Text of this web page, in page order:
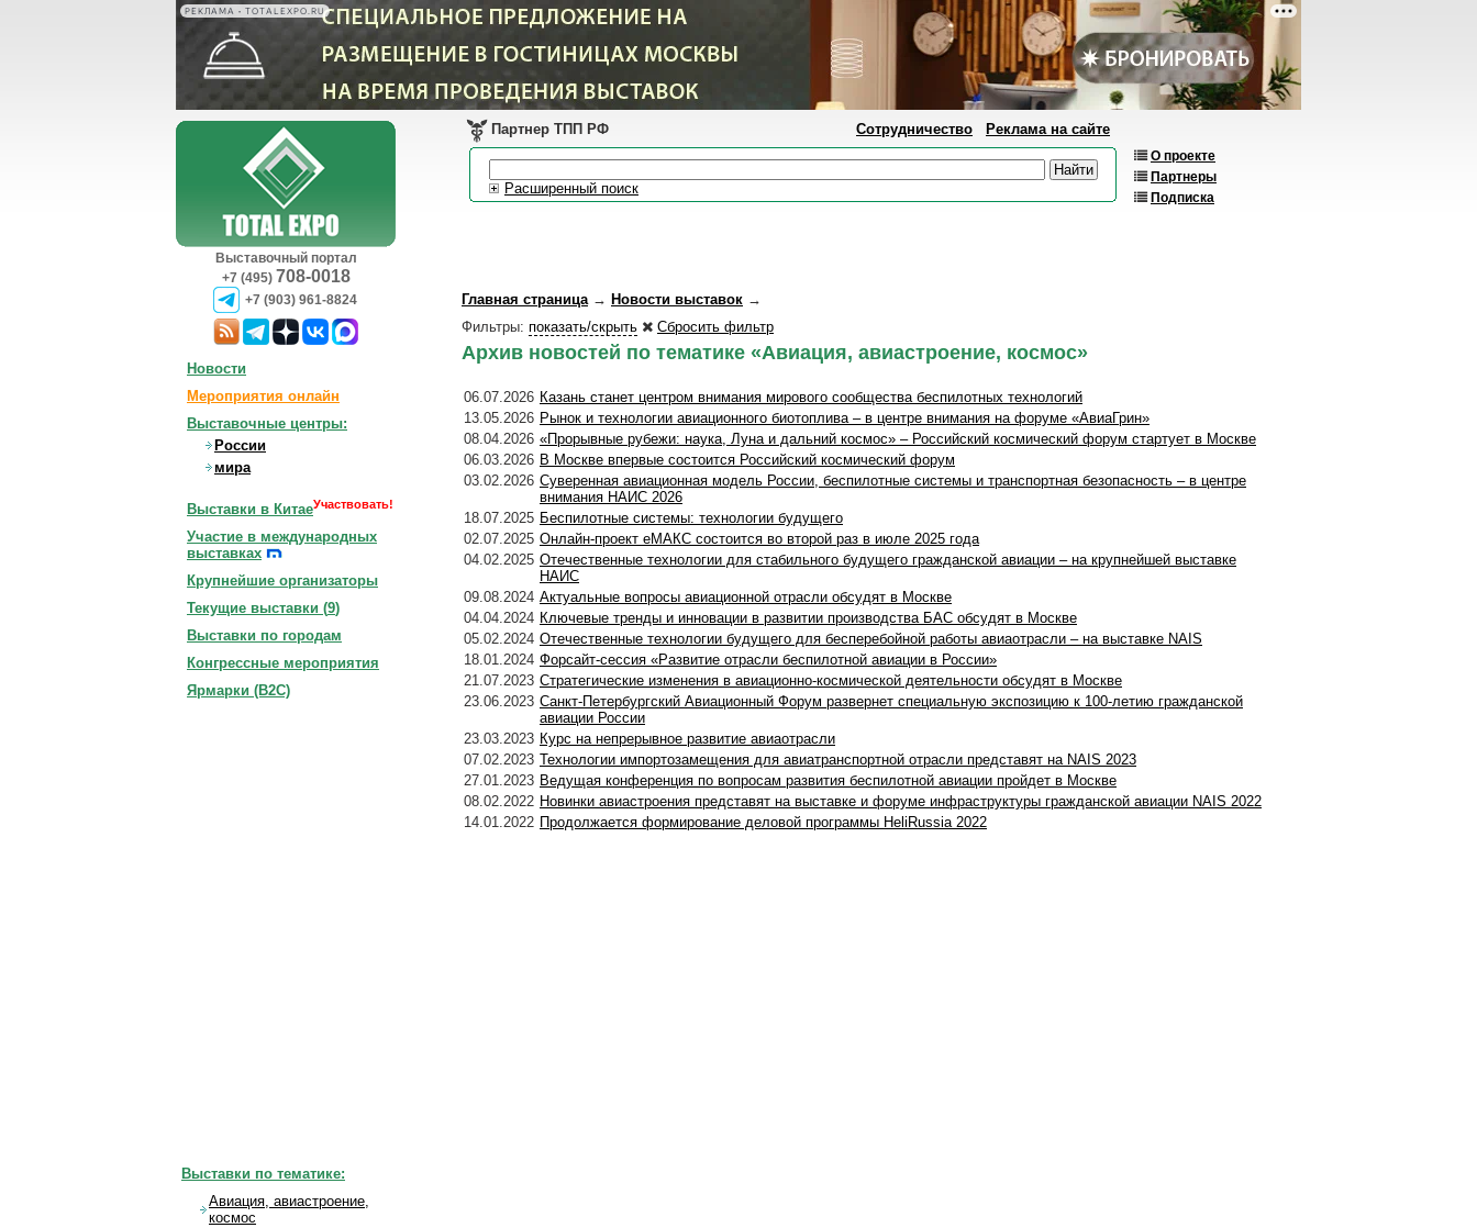
РЕКЛАМА • TOTALEXPO.RU
Выставочный портал
+7 (495) 708-0018
+7 (903) 961-8824
О проекте
Партнеры
Подписка
Партнер ТПП РФ Сотрудничество Реклама на сайте
Расширенный поиск
Главная страница→ Новости выставок →
Фильтры: показать/скрыть Сбросить фильтр
Архив новостей по тематике «Авиация, авиастроение, космос»
06.07.2026 Казань станет центром внимания мирового сообщества беспилотных технологий
13.05.2026 Рынок и технологии авиационного биотоплива – в центре внимания на форуме «АвиаГрин»
08.04.2026 «Прорывные рубежи: наука, Луна и дальний космос» – Российский космический форум стартует в Москве
06.03.2026 В Москве впервые состоится Российский космический форум
03.02.2026 Суверенная авиационная модель России, беспилотные системы и транспортная безопасность – в центре
внимания НАИС 2026
18.07.2025 Беспилотные системы: технологии будущего
02.07.2025 Онлайн-проект еМАКС состоится во второй раз в июле 2025 года
04.02.2025 Отечественные технологии для стабильного будущего гражданской авиации – на крупнейшей выставке
НАИС
09.08.2024 Актуальные вопросы авиационной отрасли обсудят в Москве
04.04.2024 Ключевые тренды и инновации в развитии производства БАС обсудят в Москве
05.02.2024 Отечественные технологии будущего для бесперебойной работы авиаотрасли – на выставке NAIS
18.01.2024 Форсайт-сессия «Развитие отрасли беспилотной авиации в России»
21.07.2023 Стратегические изменения в авиационно-космической деятельности обсудят в Москве
23.06.2023 Санкт-Петербургский Авиационный Форум развернет специальную экспозицию к 100-летию гражданской
авиации России
23.03.2023 Курс на непрерывное развитие авиаотрасли
07.02.2023 Технологии импортозамещения для авиатранспортной отрасли представят на NAIS 2023
27.01.2023 Ведущая конференция по вопросам развития беспилотной авиации пройдет в Москве
08.02.2022 Новинки авиастроения представят на выставке и форуме инфраструктуры гражданской авиации NAIS 2022
14.01.2022 Продолжается формирование деловой программы HeliRussia 2022
Новости
Мероприятия онлайн
Выставочные центры:
России
мира
Выставки в КитаеУчаствовать!
Участие в международных
выставках
Крупнейшие организаторы
Текущие выставки (9)
Выставки по городам
Конгрессные мероприятия
Ярмарки (B2C)
Выставки по тематике:
Авиация, авиастроение,
космос